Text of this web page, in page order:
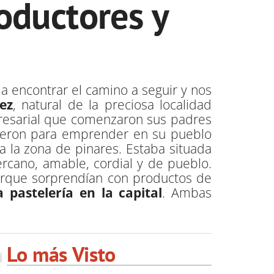
y
encontrar el camino a seguir y nos
, natural de la preciosa localidad
que comenzaron sus padres
para emprender en su pueblo
zona de pinares. Estaba situada
amable, cordial y de pueblo.
sorprendían con productos de
pastelería en la capital. Ambas
Lo más Visto